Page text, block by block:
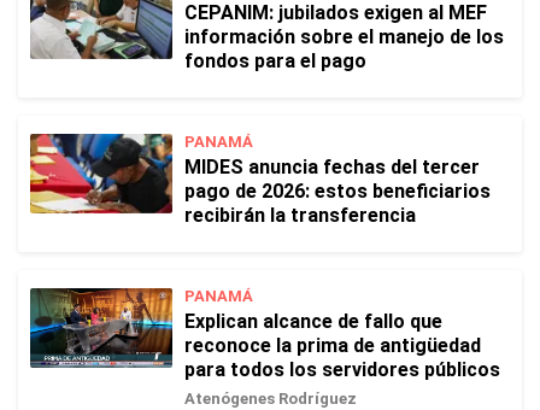
CEPANIM: jubilados exigen al MEF
información sobre el manejo de los
fondos para el pago
PANAMÁ
MIDES anuncia fechas del tercer
pago de 2026: estos beneficiarios
recibirán la transferencia
PANAMÁ
Explican alcance de fallo que
reconoce la prima de antigüedad
para todos los servidores públicos
Atenógenes Rodríguez